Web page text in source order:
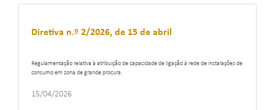
Diretiva n.º 2/2026, de 15 de abril
Regulamentação relativa à atribuição de capacidade de ligação à rede de instalações de
consumo em zona de grande procura.
15/04/2026